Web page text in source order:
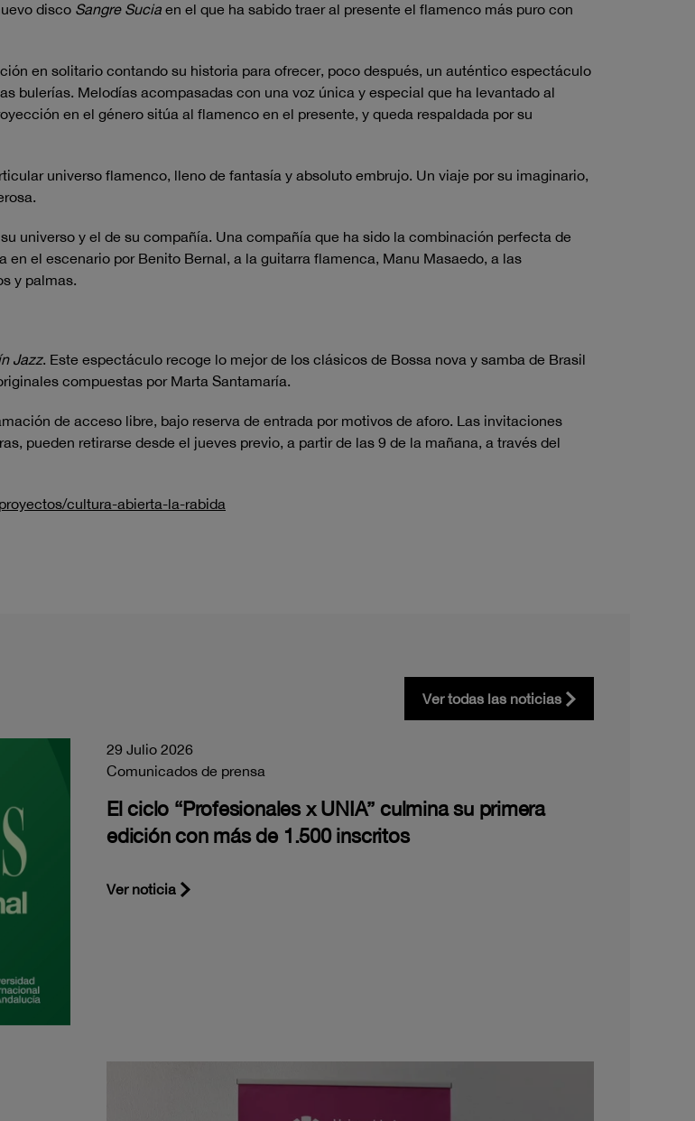
disco Sangre Sucia en el que ha sabido traer al presente el flamenco más puro con
en solitario contando su historia para ofrecer, poco después, un auténtico espectáculo
bulerías. Melodías acompasadas con una voz única y especial que ha levantado al
en el género sitúa al flamenco en el presente, y queda respaldada por su
universo flamenco, lleno de fantasía y absoluto embrujo. Un viaje por su imaginario,
universo y el de su compañía. Una compañía que ha sido la combinación perfecta de
el escenario por Benito Bernal, a la guitarra flamenca, Manu Masaedo, a las
y palmas.
Jazz. Este espectáculo recoge lo mejor de los clásicos de Bossa nova y samba de Brasil
compuestas por Marta Santamaría.
de acceso libre, bajo reserva de entrada por motivos de aforo. Las invitaciones
pueden retirarse desde el jueves previo, a partir de las 9 de la mañana, a través del
cultura-abierta-la-rabida
Ver todas las noticias
29 Julio 2026
Comunicados de prensa
El ciclo “Profesionales x UNIA” culmina su primera
edición con más de 1.500 inscritos
Ver noticia